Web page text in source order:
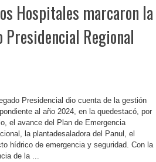
Hospitales marcaron la
Regional
Presidencial dio cuenta de la gestión
al año 2024, en la quedestacó, por
el avance del Plan de Emergencia
la plantadesaladora del Panul, el
hídrico de emergencia y seguridad. Con la
de la ...